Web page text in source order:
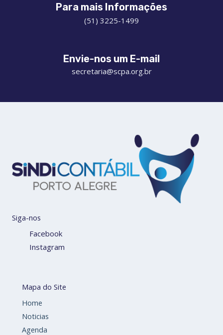
Para mais Informações
(51) 3225-1499
Envie-nos um E-mail
secretaria@scpa.org.br
Siga-nos
Facebook
Instagram
Mapa do Site
Home
Noticias
Agenda